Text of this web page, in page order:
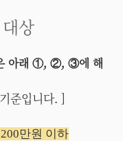
상
은 아래 ①, ②, ③에 해
준입니다. ]
만원 이하